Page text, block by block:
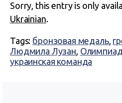
Sorry, this entry is only
Ukrainian.
Tags: бронзовая медаль,
Людмила Лузан,
украинская команда